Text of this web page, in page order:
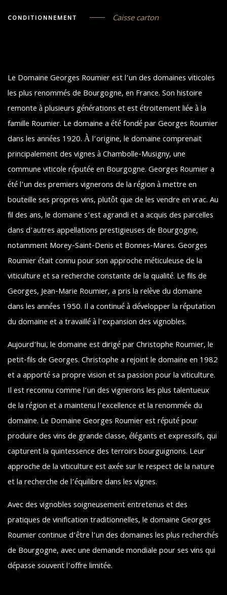
CONDITIONNEMENT Caisse carton
Le Domaine Georges Roumier est l’un des domaines viticoles
les plus renommés de Bourgogne, en France. Son histoire
remonte à plusieurs générations et est étroitement liée à la
famille Roumier. Le domaine a été fondé par Georges Roumier
dans les années 1920. À l’origine, le domaine comprenait
principalement des vignes à Chambolle-Musigny, une
commune viticole réputée en Bourgogne. Georges Roumier a
été l’un des premiers vignerons de la région à mettre en
bouteille ses propres vins, plutôt que de les vendre en vrac. Au
fil des ans, le domaine s’est agrandi et a acquis des parcelles
dans d’autres appellations prestigieuses de Bourgogne,
notamment Morey-Saint-Denis et Bonnes-Mares. Georges
Roumier était connu pour son approche méticuleuse de la
viticulture et sa recherche constante de la qualité. Le fils de
Georges, Jean-Marie Roumier, a pris la relève du domaine
dans les années 1950. Il a continué à développer la réputation
du domaine et a travaillé à l’expansion des vignobles.
Aujourd’hui, le domaine est dirigé par Christophe Roumier, le
petit-fils de Georges. Christophe a rejoint le domaine en 1982
et a apporté sa propre vision et sa passion pour la viticulture.
Il est reconnu comme l’un des vignerons les plus talentueux
de la région et a maintenu l’excellence et la renommée du
domaine. Le Domaine Georges Roumier est réputé pour
produire des vins de grande classe, élégants et expressifs, qui
capturent la quintessence des terroirs bourguignons. Leur
approche de la viticulture est axée sur le respect de la nature
et la recherche de l’équilibre dans les vignes.
Avec des vignobles soigneusement entretenus et des
pratiques de vinification traditionnelles, le domaine Georges
Roumier continue d’être l’un des domaines les plus recherchés
de Bourgogne, avec une demande mondiale pour ses vins qui
dépasse souvent l’offre limitée.